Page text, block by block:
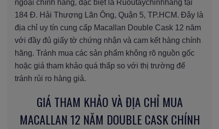
ngoại chính hãng, đặc biệt là Ruoutaychinhhang tại
184 Đ. Hải Thượng Lãn Ông, Quận 5, TP.HCM. Đây là
địa chỉ uy tín cung cấp Macallan Double Cask 12 năm
với đầy đủ giấy tờ chứng nhận và cam kết hàng chính
hãng. Tránh mua các sản phẩm không rõ nguồn gốc
hoặc giá tham khảo quá thấp so với thị trường để
tránh rủi ro hàng giả.
GIÁ THAM KHẢO VÀ ĐỊA CHỈ MUA
MACALLAN 12 NĂM DOUBLE CASK CHÍNH